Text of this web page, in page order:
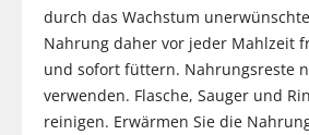
durch das Wachstum
Nahrung daher vor jeder Mahlzeit
und sofort füttern. Nahrungsreste
verwenden. Flasche, Sauger und
reinigen. Erwärmen Sie die